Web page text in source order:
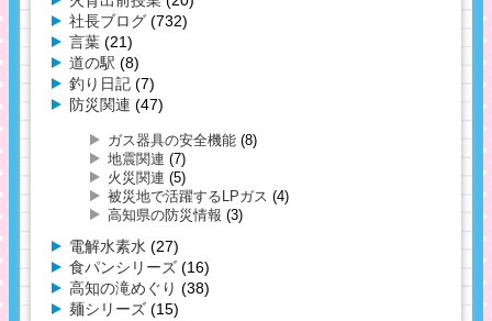
社長ブログ (732)
言葉 (21)
道の駅 (8)
釣り日記 (7)
防災関連 (47)
ガス器具の安全機能 (8)
地震関連 (7)
火災関連 (5)
被災地で活躍するLPガス (4)
高知県の防災情報 (3)
電解水素水 (27)
食パンシリーズ (16)
高知の滝めぐり (38)
麺シリーズ (15)